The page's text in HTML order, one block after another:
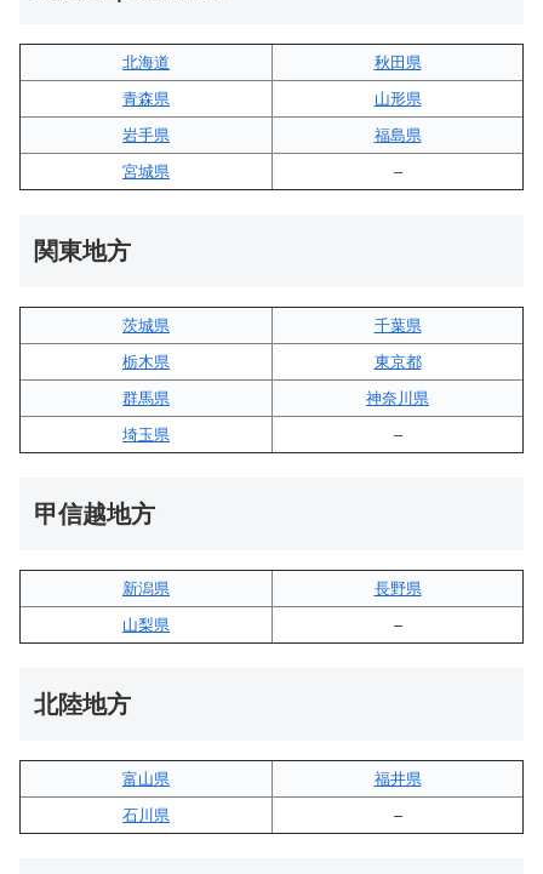
北海道
秋田県
青森県
山形県
岩手県
福島県
宮城県
–
関東地方
茨城県
千葉県
栃木県
東京都
群馬県
神奈川県
埼玉県
–
甲信越地方
新潟県
長野県
山梨県
–
北陸地方
富山県
福井県
石川県
–